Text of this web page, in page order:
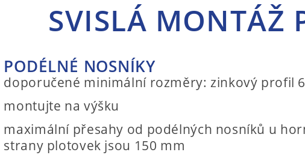
SVISLÁ MONTÁŽ
PODÉLNÉ NOSNÍKY
doporučené minimální rozměry: zinkový profil
montujte na výšku
maximální přesahy od podélných nosníků u
strany plotovek jsou 150 mm